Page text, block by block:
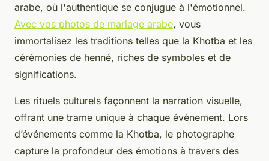
arabe, où l'authentique se conjugue à l'émotionnel.
Avec vos photos de mariage arabe, vous
immortalisez les traditions telles que la Khotba et les
cérémonies de henné, riches de symboles et de
significations.
Les rituels culturels façonnent la narration visuelle,
offrant une trame unique à chaque événement. Lors
d’événements comme la Khotba, le photographe
capture la profondeur des émotions à travers des